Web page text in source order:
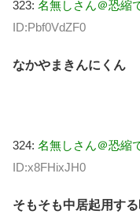
323: 名無しさん＠恐縮
ID:Pbf0VdZF0
なかやまきんにくん
324: 名無しさん＠恐縮
ID:x8FHixJH0
そもそも中居起用す